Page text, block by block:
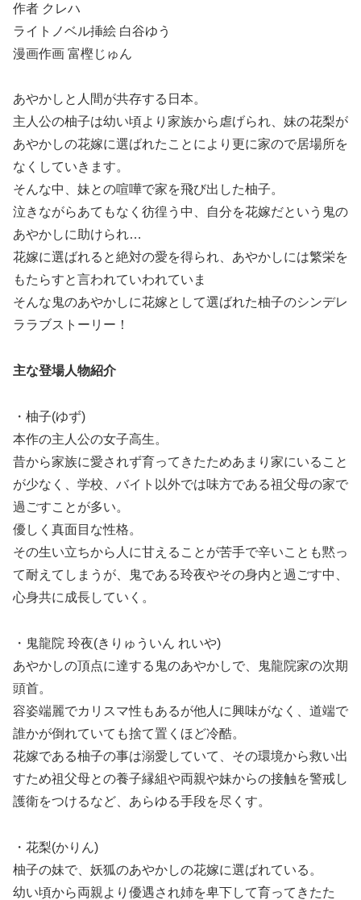
作者 クレハ
ライトノベル挿絵 白谷ゆう
漫画作画 富樫じゅん
あやかしと人間が共存する日本。
主人公の柚子は幼い頃より家族から虐げられ、妹の花梨が
あやかしの花嫁に選ばれたことにより更に家ので居場所を
なくしていきます。
そんな中、妹との喧嘩で家を飛び出した柚子。
泣きながらあてもなく彷徨う中、自分を花嫁だという鬼の
あやかしに助けられ…
花嫁に選ばれると絶対の愛を得られ、あやかしには繁栄を
もたらすと言われていわれていま
そんな鬼のあやかしに花嫁として選ばれた柚子のシンデレ
ララブストーリー！
主な登場人物紹介
・柚子(ゆず)
本作の主人公の女子高生。
昔から家族に愛されず育ってきたためあまり家にいること
が少なく、学校、バイト以外では味方である祖父母の家で
過ごすことが多い。
優しく真面目な性格。
その生い立ちから人に甘えることが苦手で辛いことも黙っ
て耐えてしまうが、鬼である玲夜やその身内と過ごす中、
心身共に成長していく。
・鬼龍院 玲夜(きりゅういん れいや)
あやかしの頂点に達する鬼のあやかしで、鬼龍院家の次期
頭首。
容姿端麗でカリスマ性もあるが他人に興味がなく、道端で
誰かが倒れていても捨て置くほど冷酷。
花嫁である柚子の事は溺愛していて、その環境から救い出
すため祖父母との養子縁組や両親や妹からの接触を警戒し
護衛をつけるなど、あらゆる手段を尽くす。
・花梨(かりん)
柚子の妹で、妖狐のあやかしの花嫁に選ばれている。
幼い頃から両親より優遇され姉を卑下して育ってきたた